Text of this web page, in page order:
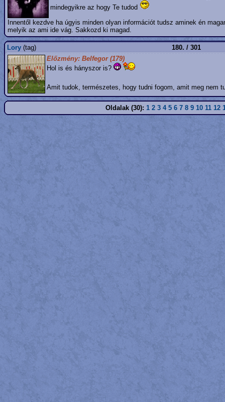
mindegyikre az hogy Te tudod
Innentől kezdve ha úgyis minden olyan információt tudsz aminek én
melyik az ami ide vág. Sakkozd ki magad.
Lory (tag)
180. / 301
Előzmény: Belfegor (179)
Hol is és hányszor is?
Amit tudok, természetes, hogy tudni fogom, amit meg nem
Oldalak (30): 1 2 3 4 5 6 7 8 9 10 11 12